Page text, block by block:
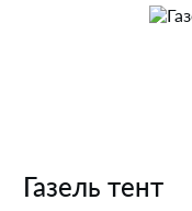
Газель тент